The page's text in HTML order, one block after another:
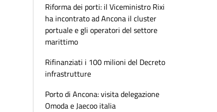
Riforma dei porti: il Viceministro Rixi
ha incontrato ad Ancona il cluster
portuale e gli operatori del settore
marittimo
Rifinanziati i 100 milioni del Decreto
infrastrutture
Porto di Ancona: visita delegazione
Omoda e Jaecoo italia